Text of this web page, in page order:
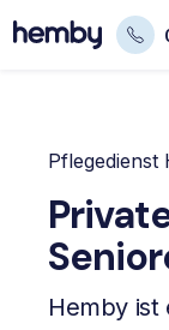
Pflegedienst
Hemby ist